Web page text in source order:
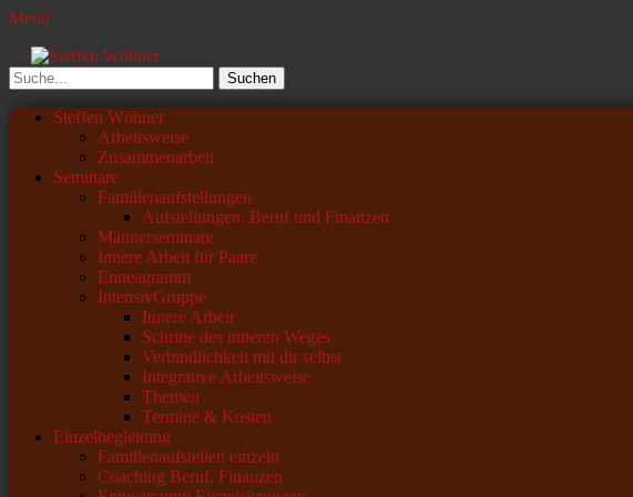
Menü
Steffen Wöhner
Lehrer und Seminarleiter
Suchen
nach:
Primäres
Zum
Steffen Wöhner
Arbeitsweise
Zusammenarbeit
Seminare
Familienaufstellungen
Aufstellungen: Beruf und Finanzen
Männerseminare
Innere Arbeit für Paare
Enneagramm
IntensivGruppe
Innere Arbeit
Schritte des inneren Weges
Verbindlichkeit mit dir selbst
Integrative Arbeitsweise
Themen
Termine & Kosten
Einzelbegleitung
Familienaufstellen einzeln
Coaching Beruf, Finanzen